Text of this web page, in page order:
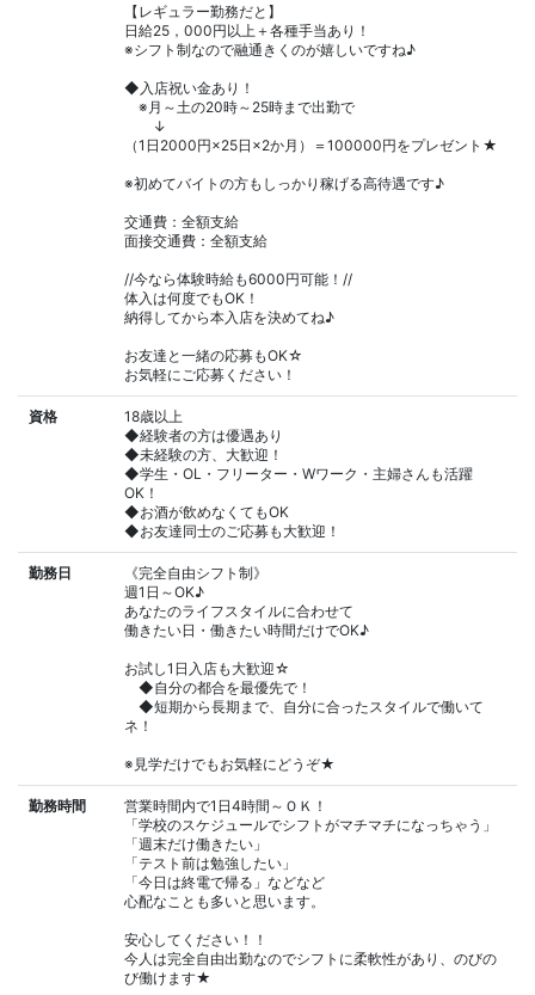
【レギュラー勤務だと】
日給25，000円以上＋各種手当あり！
※シフト制なので融通きくのが嬉しいですね♪
◆入店祝い金あり！
※月～土の20時～25時まで出勤で
↓
（1日2000円×25日×2か月）＝100000円をプレゼント★
※初めてバイトの方もしっかり稼げる高待遇です♪
交通費：全額支給
面接交通費：全額支給
//今なら体験時給も6000円可能！//
体入は何度でもOK！
納得してから本入店を決めてね♪
お友達と一緒の応募もOK☆
お気軽にご応募ください！
資格
18歳以上
◆経験者の方は優遇あり
◆未経験の方、大歓迎！
◆学生・OL・フリーター・Wワーク・主婦さんも活躍
OK！
◆お酒が飲めなくてもOK
◆お友達同士のご応募も大歓迎！
勤務日
《完全自由シフト制》
週1日～OK♪
あなたのライフスタイルに合わせて
働きたい日・働きたい時間だけでOK♪
お試し1日入店も大歓迎☆
◆自分の都合を最優先で！
◆短期から長期まで、自分に合ったスタイルで働いて
ネ！
※見学だけでもお気軽にどうぞ★
勤務時間
営業時間内で1日4時間～ＯＫ！
「学校のスケジュールでシフトがマチマチになっちゃう」
「週末だけ働きたい」
「テスト前は勉強したい」
「今日は終電で帰る」などなど
心配なことも多いと思います。
安心してください！！
今人は完全自由出勤なのでシフトに柔軟性があり、のびの
び働けます★